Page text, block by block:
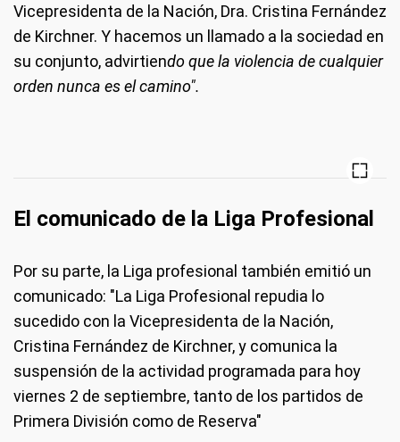
Vicepresidenta de la Nación, Dra. Cristina Fernández
de Kirchner. Y hacemos un llamado a la sociedad en
su conjunto, advirtiendo que la violencia de cualquier
orden nunca es el camino".
El comunicado de la Liga Profesional
Por su parte, la Liga profesional también emitió un
comunicado: "La Liga Profesional repudia lo
sucedido con la Vicepresidenta de la Nación,
Cristina Fernández de Kirchner, y comunica la
suspensión de la actividad programada para hoy
viernes 2 de septiembre, tanto de los partidos de
Primera División como de Reserva"